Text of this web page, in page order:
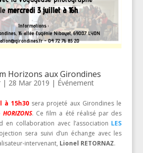
Horizons aux Girondines
| 28 Mar 2019 | Événement
à 15h30 sera projeté aux Girondines le
HORIZONS. Ce film a été réalisé par des
en collaboration avec l’association LES
sera suivi d’un échange avec les
intervenant, Lionel RETORNAZ.